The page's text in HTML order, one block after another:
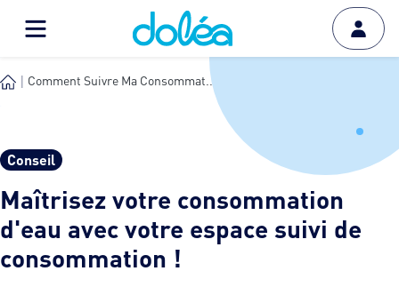
Comment Suivre Ma Consommat...
Conseil
Maîtrisez votre consommation
d'eau avec votre espace suivi de
consommation !